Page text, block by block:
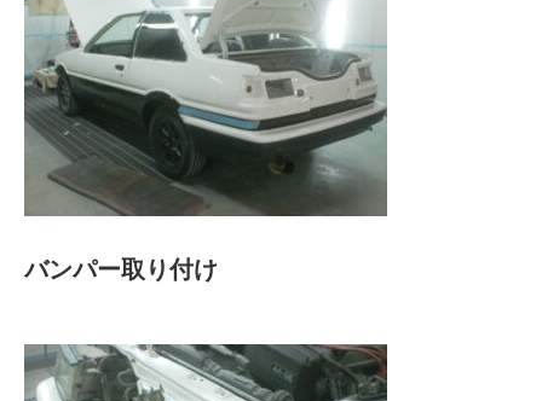
バンパー取り付け